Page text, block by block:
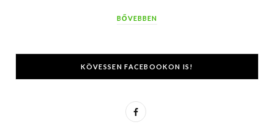
BŐVEBBEN
KÖVESSEN FACEBOOKON IS!
F